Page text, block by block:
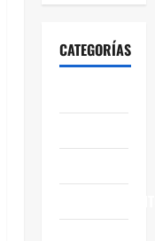
CATEGORÍAS